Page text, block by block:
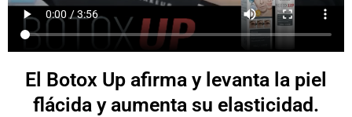
El Botox Up afirma y levanta la piel
flácida y aumenta su elasticidad.